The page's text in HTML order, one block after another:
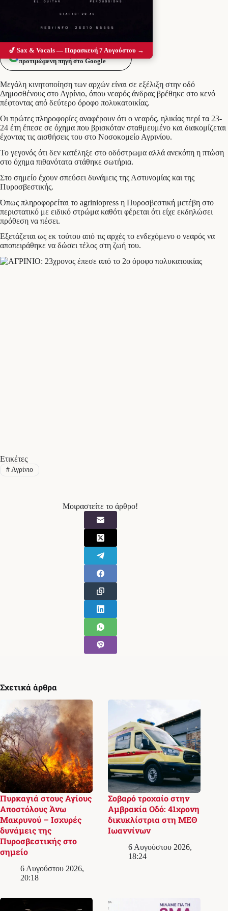
Προσθέστε το Messolonghi Voice ως
προτιμώμενη πηγή στο Google
Μεγάλη κινητοποίηση των αρχών είναι σε εξέλιξη στην οδό
Δημοσθένους στο Αγρίνιο, όπου νεαρός άνδρας βρέθηκε στο κενό
πέφτοντας από δεύτερο όροφο πολυκατοικίας.
Οι πρώτες πληροφορίες αναφέρουν ότι ο νεαρός, ηλικίας περί τα 23-
24 έτη έπεσε σε όχημα που βρισκόταν σταθμευμένο και διακομίζεται
έχοντας τις αισθήσεις του στο Νοσοκομείο Αγρινίου.
Το γεγονός ότι δεν κατέληξε στο οδόστρωμα αλλά ανεκόπη η πτώση
στο όχημα πιθανότατα στάθηκε σωτήρια.
Στο σημείο έχουν σπεύσει δυνάμεις της Αστυνομίας και της
Πυροσβεστικής.
Όπως πληροφορείται το agriniopress η Πυροσβεστική μετέβη στο
περιστατικό με ειδικό στρώμα καθότι φέρεται ότι είχε εκδηλώσει
πρόθεση να πέσει.
Εξετάζεται ως εκ τούτου από τις αρχές το ενδεχόμενο ο νεαρός να
αποπειράθηκε να δώσει τέλος στη ζωή του.
Ετικέτες
#Αγρίνιο
Μοιραστείτε το άρθρο!
Σχετικά άρθρα
Πυρκαγιά στους Αγίους
Αποστόλους Άνω
Μακρυνού – Ισχυρές
δυνάμεις της
Πυροσβεστικής στο
σημείο
6 Αυγούστου 2026,
20:18
Σοβαρό τροχαίο στην
Αμβρακία Οδό: 41χρονη
δικυκλίστρια στη ΜΕΘ
Ιωαννίνων
6 Αυγούστου 2026,
18:24
🎷 Sax & Vocals — Παρασκευή 7 Αυγούστου →